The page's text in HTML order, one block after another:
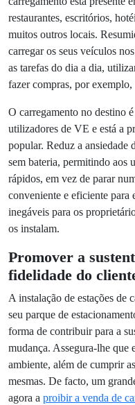
necessidades dos
seu carro em casa, mas
ao facto de as estações
elétricos ainda não
Felizmente, cada vez
semipúblicos, o que é
destino”. Este tipo de
centros comerciais,
escritórios, hotéis,
outros locais.
carregar os seus veículos
realizar as tarefas do dia
passam ocupados a
recarregar a bateria do
O carregamento no
utilizadores de VE e está
mais popular. Reduz a
medo de ficar sem
carregamentos rápidos,
propósito. E se for
também oferece
de parques de